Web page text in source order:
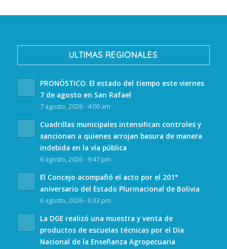
ULTIMAS REGIONALES
PRONÓSTICO. El estado del tiempo este viernes
7 de agosto en San Rafael
7 agosto, 2026 - 4:00 am
Cuadrillas municipales intensifican controles y
sancionan a quienes arrojan basura de manera
indebida en la vía pública
6 agosto, 2026 - 9:47 pm
El Concejo acompañó el acto por el 201°
aniversario del Estado Plurinacional de Bolivia
6 agosto, 2026 - 6:33 pm
La DGE realizó una muestra y venta de
productos de escuelas técnicas por el Día
Nacional de la Enseñanza Agropecuaria